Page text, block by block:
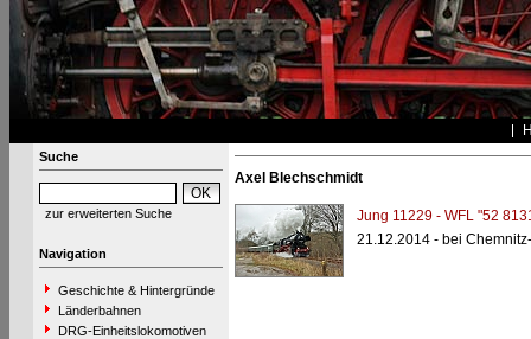
Suche
zur erweiterten Suche
Navigation
Geschichte & Hintergründe
Länderbahnen
DRG-Einheitslokomotiven
Axel Blechschmidt
Jung 11229 - WFL "52
21.12.2014 - bei